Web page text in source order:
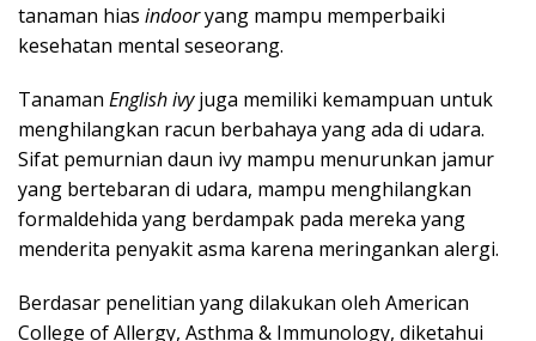
tanaman hias indooryang mampu memperbaiki
kesehatan mental seseorang.
Tanaman English ivyjuga memiliki kemampuan untuk
menghilangkan racun berbahaya yang ada di udara.
Sifat pemurnian daun ivy mampu menurunkan jamur
yang bertebaran di udara, mampu menghilangkan
formaldehida yang berdampak pada mereka yang
menderita penyakit asma karena meringankan alergi.
Berdasar penelitian yang dilakukan oleh American
College of Allergy, Asthma & Immunology, diketahui